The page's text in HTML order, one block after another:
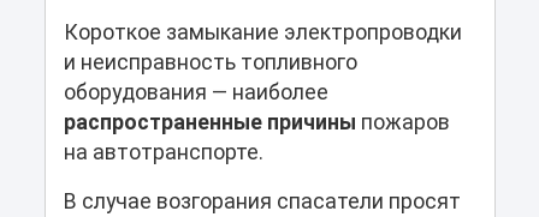
Короткое замыкание электропроводки
и неисправность топливного
оборудования — наиболее
распространенные причины пожаров
на автотранспорте.
В случае возгорания спасатели просят